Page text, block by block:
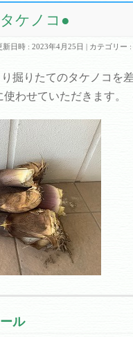
ケノコ●
新日時 : 2023年4月25日 カテゴリー :
掘りたてのタケノコを
わせていただきます。
ル